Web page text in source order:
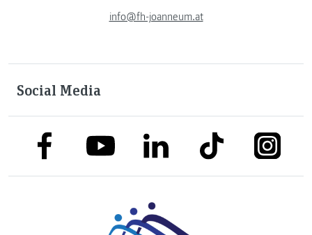
info@fh-joanneum.at
Social Media
link to facebooklink to youtubelink to linkedinlink to tiktok